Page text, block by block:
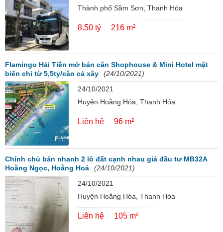
Thành phố Sầm Sơn, Thanh Hóa
8.50 tỷ 216 m²
Flamingo Hải Tiến mở bán căn Shophouse & Mini Hotel mặt
biển chỉ từ 5,5ty/căn cả xây
(24/10/2021)
24/10/2021
Huyện Hoằng Hóa, Thanh Hóa
Liên hệ 96 m²
Chính chủ bán nhanh 2 lô đất cạnh nhau giá đầu tư MB32A
Hoằng Ngọc, Hoằng Hoá
(24/10/2021)
24/10/2021
Huyện Hoằng Hóa, Thanh Hóa
Liên hệ 105 m²